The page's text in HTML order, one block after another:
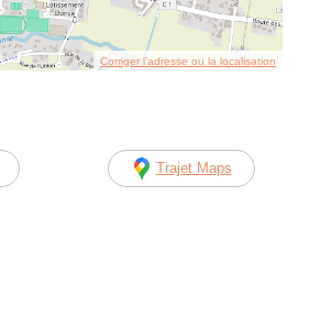
Corriger l’adresse ou la localisation
Trajet Maps